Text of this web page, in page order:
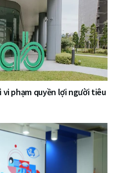
phạm quyền lợi người tiêu